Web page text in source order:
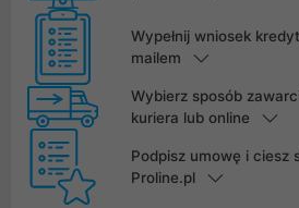
Wypełnij wniosek
mailem
Wybierz sposób
kuriera lub online
Podpisz umowę i ciesz
Proline.pl